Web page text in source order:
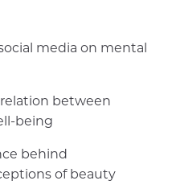
media on mental
between
being
behind
of beauty